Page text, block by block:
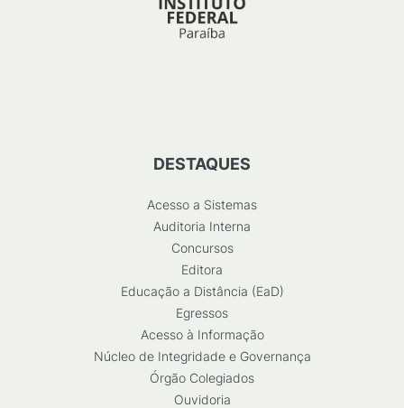
DESTAQUES
Acesso a Sistemas
Auditoria Interna
Concursos
Editora
Educação a Distância (EaD)
Egressos
Acesso à Informação
Núcleo de Integridade e Governança
Órgão Colegiados
Ouvidoria